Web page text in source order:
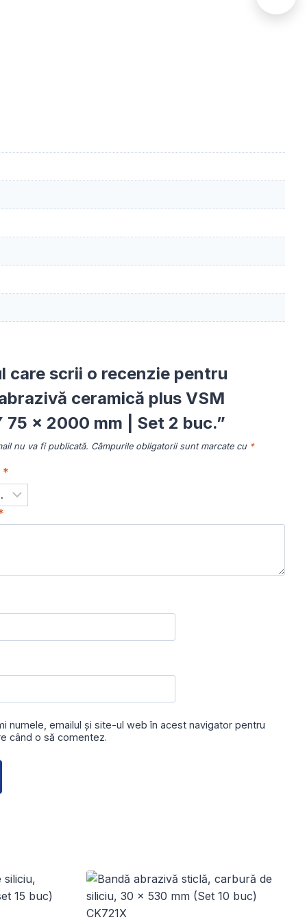
care scrii o recenzie pentru
ceramică plus VSM
× 2000 mm | Set 2 buc.”
nu va fi publicată. Câmpurile obligatorii sunt marcate cu *
*
numele, emailul și site-ul web în acest navigator pentru
când o să comentez.